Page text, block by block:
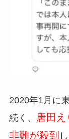
2020年1月に
続く、
唐田
非難が殺到